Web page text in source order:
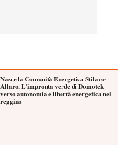
Nasce la Comunità Energetica Stilaro-
Allaro. L’impronta verde di Domotek
verso autonomia e libertà energetica nel
reggino